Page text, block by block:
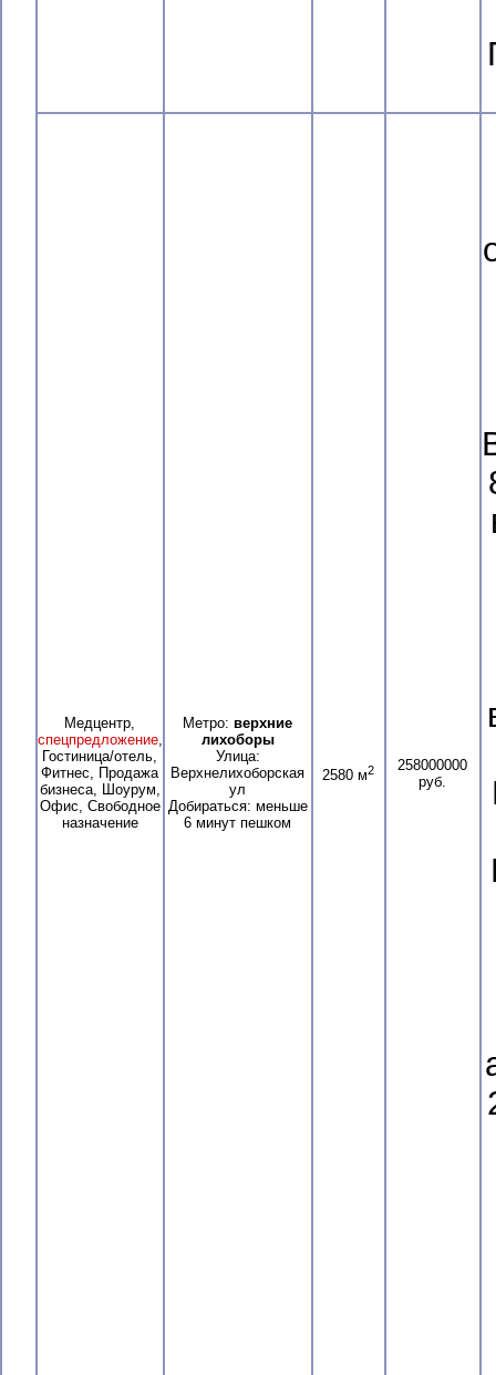
Медцентр,
спецпредложение,
Гостиница/отель,
Фитнес, Продажа
бизнеса, Шоурум,
Офис, Свободное
назначение
Метро: верхние
лихоборы
Улица:
Верхнелихоборская
ул
Добираться: меньше
6 минут пешком
2580 м2
258000000
руб.